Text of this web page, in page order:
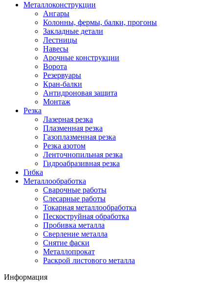
Металлоконструкции
Ангары
Колонны, фермы, балки, прогоны
Закладные детали
Лестницы
Навесы
Арочные конструкции
Ворота
Резервуары
Кран-балки
Антидроновая защита
Монтаж
Резка
Лазерная резка
Плазменная резка
Газоплазменная резка
Резка азотом
Ленточнопильная резка
Гидроабразивная резка
Гибка
Металлообработка
Сварочные работы
Слесарные работы
Токарная металлообработка
Пескоструйная обработка
Пробивка металла
Сверление металла
Снятие фаски
Металлопрокат
Раскрой листового металла
Информация